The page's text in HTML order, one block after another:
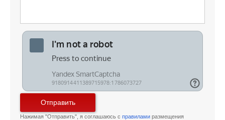
Отправить
Нажимая "Отправить", я соглашаюсь с правилами размещения